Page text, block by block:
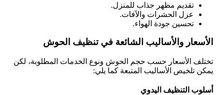
تقديم مظهر جذاب للمنزل.
عزل الحشرات والآفات.
تحسين جودة الهواء.
الأسعار والأساليب الشائعة في تنظيف الحوش
تختلف الأسعار حسب حجم الحوش ونوع الخدمات المطلوبة، لكن
يمكن تلخيص الأساليب المتبعة كما يلي:
أسلوب التنظيف اليدوي